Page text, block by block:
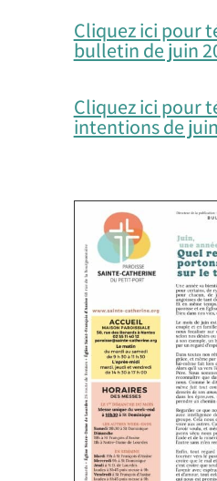
Cliquez ici pour
bulletin de juin
Cliquez ici pour
intentions de